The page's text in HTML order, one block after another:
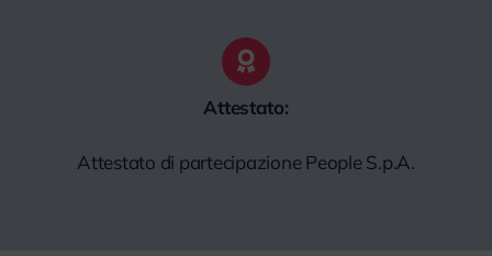
Attestato:
Attestato di partecipazione People S.p.A.